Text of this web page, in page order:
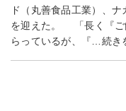
ド（丸善食品工業）、
を迎えた。 「長く『ご
らっているが、『…続き